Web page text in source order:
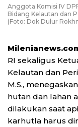
Anggota Komisi IV
Bidang Kelautan dan
(Foto: Dok Dulur
RI sekaligus
Kelautan dan
M.S.,
hutan dan lahan
dilakukan saat
karhutla harus